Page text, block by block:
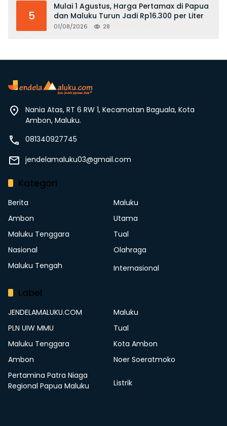
5
Mulai 1 Agustus, Harga Pertamax di Papua
dan Maluku Turun Jadi Rp16.300 per Liter
01/08/2026 28
Nania Atas, RT 6 RW 1, Kecamatan Baguala, Kota
Ambon, Maluku.
081340927745
jendelamaluku03@gmail.com
Kategori
Berita
Maluku
Ambon
Utama
Maluku Tenggara
Tual
Nasional
Olahraga
Maluku Tengah
Internasional
Label
JENDELAMALUKU.COM
Maluku
PLN UIW MMU
Tual
Maluku Tenggara
Kota Ambon
Ambon
Noer Soeratmoko
Pertamina Patra Niaga
Regional Papua Maluku
Listrik